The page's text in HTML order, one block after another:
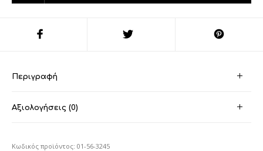
Περιγραφή
Αξιολογήσεις (0)
Κωδικός προϊόντος:01-56-3245